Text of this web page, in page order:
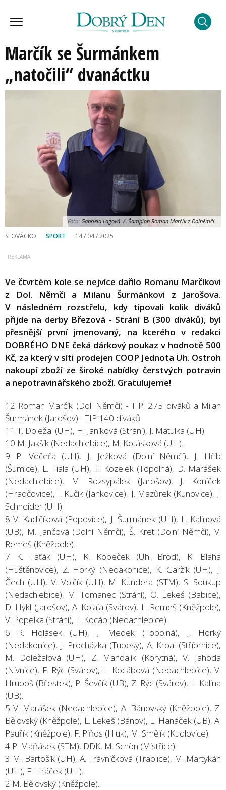
Marčík se Šurmánkem
„natočili“ dvanáctku
Foto: Gabriela Lagová / Šampion Roman Marčík z Dolněmčí.
SLOVÁCKO SPORT 14 / 04 / 2025
Ve čtvrtém kole se nejvíce dařilo Romanu Marčíkovi
z Dol. Němčí a Milanu Šurmánkovi z Jarošova.
V následném rozstřelu, kdy tipovali kolik diváků
přijde na derby Březová - Strání B (300 diváků), byl
přesnější první jmenovaný, na kterého v redakci
DOBRÉHO DNE čeká dárkový poukaz v hodnotě 500
Kč, za který v síti prodejen COOP Jednota Uh. Ostroh
nakoupí zboží ze široké nabídky čerstvých potravin
a nepotravinářského zboží. Gratulujeme!
12 Roman Marčík (Dol. Němčí) - TIP: 275 diváků a Milan
Šurmánek (Jarošov) - TIP 140 diváků.
11 T. Doležal (UH), H. Janíková (Strání), J. Matulka (UH).
10 M. Jakšík (Nedachlebice), M. Kotásková (UH).
9 P. Večeřa (UH), J. Ježková (Dolní Němčí), J. Hřib
(Šumice), L. Fiala (UH), F. Kozelek (Topolná), D. Marášek
(Nedachlebice), M. Rozsypálek (Jarošov), J. Koníček
(Hradčovice), I. Kučík (Jankovice), J. Mazůrek (Kunovice), J.
Schneider (UH).
8 V. Kadlčíková (Popovice), J. Šurmánek (UH), L. Kalinová
(UB), M. Jančová (Dolní Němčí), Š. Kret (Dolní Němčí), V.
Remeš (Kněžpole).
7 K. Taťák (UH), K. Kopeček (Uh. Brod), K. Blaha
(Huštěnovice), Z. Horký (Nedakonice), K. Garžík (UH), J.
Čech (UH), V. Volčík (UH), M. Kundera (STM), S. Soukup
(Nedachlebice), M. Tomanec (Strání), O. Lekeš (Babice),
D. Hykl (Jarošov), A. Kolaja (Svárov), L. Remeš (Kněžpole),
V. Popelka (Strání), F. Kocáb (Nedachlebice).
6 R. Holásek (UH), J. Medek (Topolná), J. Horký
(Nedakonice), J. Procházka (Tupesy), A. Krpal (Stříbrnice),
M. Doležalová (UH), Z. Mahdalík (Korytná), V. Jahoda
(Nivnice), F. Rýc (Svárov), L. Kocábová (Nedachlebice), V.
Hruboš (Břestek), P. Ševčík (UB), Z. Rýc (Svárov), L. Kalina
(UB).
5 V. Marášek (Nedachlebice), A. Bánovský (Kněžpole), Z.
Bělovský (Kněžpole), L. Lekeš (Bánov), L. Hanáček (UB), A.
Pauřík (Kněžpole), F. Piňos (Hluk), M. Smělík (Kudlovice).
4 P. Maňásek (STM), DDK, M. Schön (Mistřice).
3 M. Bartošík (UH), A. Trávníčková (Traplice), M. Martykán
(UH), F. Hráček (UH).
2 M. Bělovský (Kněžpole).